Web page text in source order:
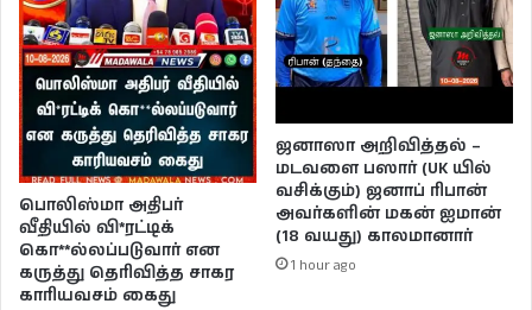
பொலிஸ்மா அதிபர்
வீதியில் வி*ரட்டிக்
கொ**ல்லப்படுவார் என
கருத்து தெரிவித்த சாகர
காரியவசம் கைது
ஜனாஸா அறிவித்தல் –
மடவளை பஸார் (UK யில்
வசிக்கும்) ஜனாப் ரிபான்
அவர்களின் மகன் ஐமான்
(18 வயது) காலமானார்
1 hour ago